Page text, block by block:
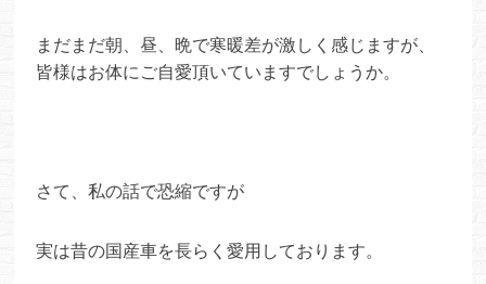
まだまだ朝、昼、晩で寒暖差が激しく感じますが、
皆様はお体にご自愛頂いていますでしょうか。
さて、私の話で恐縮ですが
実は昔の国産車を長らく愛用しております。